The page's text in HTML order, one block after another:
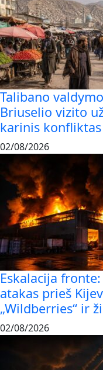
Talibano
Briuselio vizito
karinis
02/08/2026
Eskalacija
atakas prieš
„Wildberries“ ir
02/08/2026